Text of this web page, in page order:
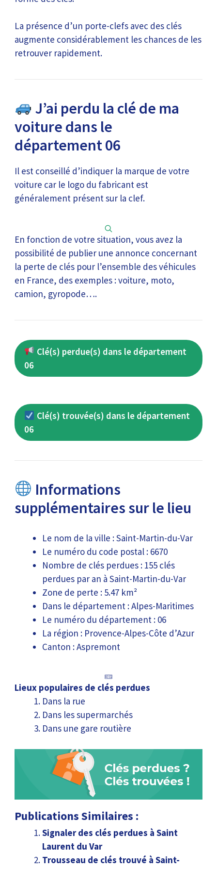
La présence d’un porte-clefs avec des clés
augmente considérablement les chances de les
retrouver rapidement.
J’ai perdu la clé de ma
voiture dans le
département 06
Il est conseillé d’indiquer la marque de votre
voiture car le logo du fabricant est
généralement présent sur la clef.
En fonction de votre situation, vous avez la
possibilité de publier une annonce concernant
la perte de clés pour l’ensemble des véhicules
en France, des exemples : voiture, moto,
camion, gyropode….
Clé(s) perdue(s) dans le département
06
Clé(s) trouvée(s) dans le département
06
Informations
supplémentaires sur le lieu
Le nom de la ville : Saint-Martin-du-Var
Le numéro du code postal : 6670
Nombre de clés perdues : 155 clés
perdues par an à Saint-Martin-du-Var
Zone de perte : 5.47 km²
Dans le département : Alpes-Maritimes
Le numéro du département : 06
La région : Provence-Alpes-Côte d’Azur
Canton : Aspremont
Lieux populaires de clés perdues
Dans la rue
Dans les supermarchés
Dans une gare routière
Publications Similaires :
Signaler des clés perdues à Saint
Laurent du Var
Trousseau de clés trouvé à Saint-